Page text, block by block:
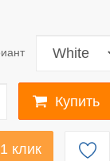
Купить
клик